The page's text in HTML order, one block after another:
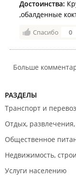
Достоинства:
,обалденные
Спасибо 0
Больше
РАЗДЕЛЫ
Транспорт и
Отдых,
Общественное
Недвижимость,
Услуги населению